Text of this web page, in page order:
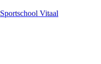
Sportschool Vitaal